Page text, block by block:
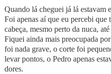
Quando lá cheguei já lá estavam
Foi apenas aí que eu percebi
cabeça, mesmo perto da nuca,
Fiquei ainda mais preocupada
foi nada grave, o corte foi
levar pontos, o Pedro apenas
dores.